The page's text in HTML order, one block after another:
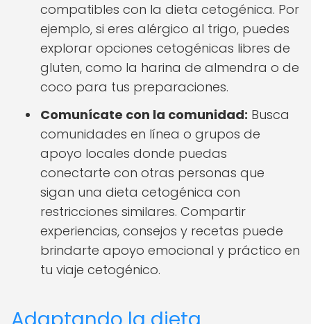
compatibles con la dieta cetogénica. Por
ejemplo, si eres alérgico al trigo, puedes
explorar opciones cetogénicas libres de
gluten, como la harina de almendra o de
coco para tus preparaciones.
Comunícate con la comunidad: Busca
comunidades en línea o grupos de
apoyo locales donde puedas
conectarte con otras personas que
sigan una dieta cetogénica con
restricciones similares. Compartir
experiencias, consejos y recetas puede
brindarte apoyo emocional y práctico en
tu viaje cetogénico.